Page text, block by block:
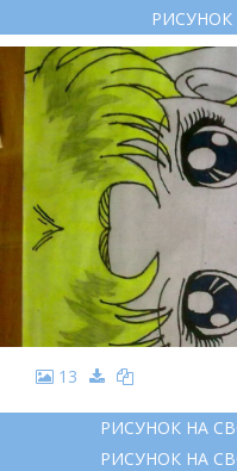
13
РИСУНОК НА
РИСУНОК НА